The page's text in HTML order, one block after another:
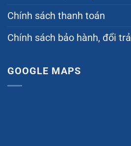
Chính sách thanh toán
Chính sách bảo hành, đổi trả
GOOGLE MAPS